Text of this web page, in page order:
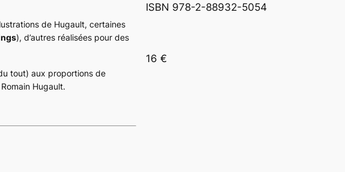
de Hugault, certaines
), d’autres réalisées pour des
tout) aux proportions de
Hugault.
ISBN 978-2-88932-5054
16 €